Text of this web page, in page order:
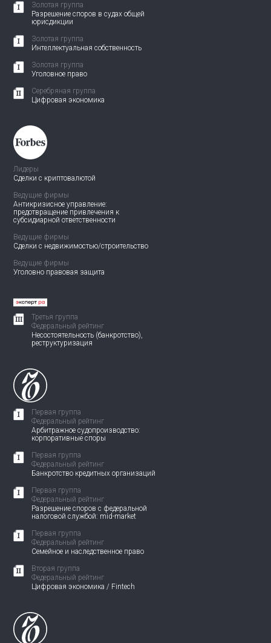
Золотая группа
Разрешение споров в судах общей
юрисдикции
Золотая группа
Интеллектуальная собственность
Золотая группа
Уголовное право
Серебряная группа
Цифровая экономика
Лидеры
Сделки с криптовалютой
Ведущие фирмы
Антикризисное управление:
предотвращение привлечения к
субсидиарной ответственности
Ведущие фирмы
Сделки с недвижимостью/строительство
Ведущие фирмы
Уголовно правовая защита
Третья группа
Федеральный рейтинг
Несостоятельность (банкротство),
реструктуризация
Первая группа
Федеральный рейтинг
Арбитражное судопроизводство:
корпоративные споры
Первая группа
Федеральный рейтинг
Банкротство кредитных организаций
Первая группа
Федеральный рейтинг
Разрешение споров с федеральной
налоговой службой: mid-market
Первая группа
Федеральный рейтинг
Семейное и наследственное право
Вторая группа
Федеральный рейтинг
Цифровая экономика / Fintech